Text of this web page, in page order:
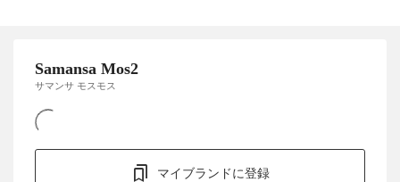
Samansa Mos2
サマンサ モスモス
マイブランドに登録